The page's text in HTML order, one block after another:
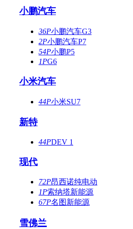
小鹏汽车
36P小鹏汽车G3
2P小鹏汽车P7
54P小鹏P5
1PG6
小米汽车
44P小米SU7
新特
44PDEV 1
现代
72P昂西诺纯电动
1P索纳塔新能源
67P名图新能源
雪佛兰